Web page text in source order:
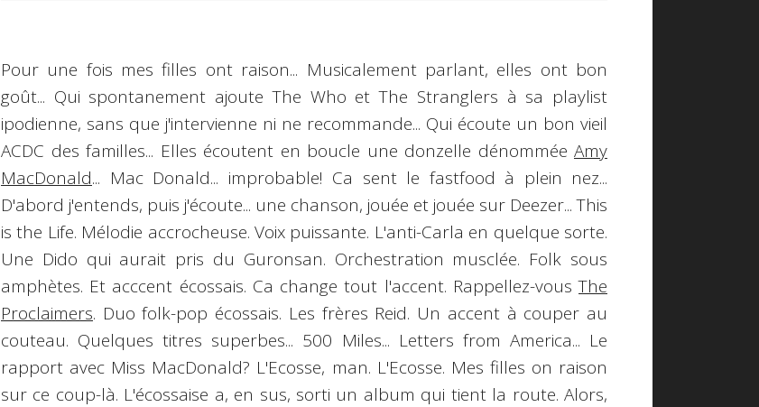
Pour une fois mes filles ont raison... Musicalement parlant, elles ont bon
goût... Qui spontanement ajoute The Who et The Stranglers à sa playlist
ipodienne, sans que j'intervienne ni ne recommande... Qui écoute un bon vieil
ACDC des familles... Elles écoutent en boucle une donzelle dénommée Amy
MacDonald... Mac Donald... improbable! Ca sent le fastfood à plein nez...
D'abord j'entends, puis j'écoute... une chanson, jouée et jouée sur Deezer...This
is the Life. Mélodie accrocheuse. Voix puissante. L'anti-Carla en quelque sorte.
Une Dido qui aurait pris du Guronsan. Orchestration musclée. Folk sous
amphètes. Et acccent écossais. Ca change tout l'accent. Rappellez-vousThe
Proclaimers. Duo folk-pop écossais. Les frères Reid. Un accent à couper au
couteau. Quelques titres superbes... 500 Miles... Letters from America... Le
rapport avec Miss MacDonald? L'Ecosse, man. L'Ecosse. Mes filles on raison
sur ce coup-là. L'écossaise a, en sus, sorti un album qui tient la route. Alors,